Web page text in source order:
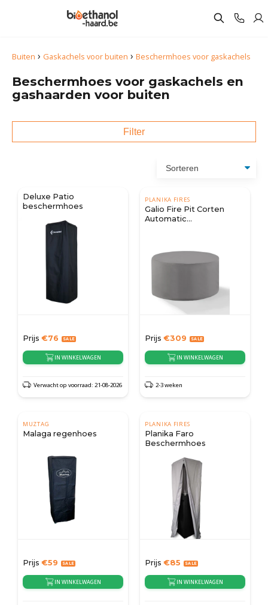
Buiten › Gaskachels voor buiten › Beschermhoes voor gaskachels
Beschermhoes voor gaskachels en
gashaarden voor buiten
Filter
Deluxe Patio
beschermhoes
Prijs €76
IN WINKELWAGEN
Verwacht op voorraad: 21-08-2026
PLANIKA FIRES
Galio Fire Pit Corten
Automatic
Prijs €309
IN WINKELWAGEN
2-3 weken
MUZTAG
Malaga regenhoes
Prijs €59
IN WINKELWAGEN
PLANIKA FIRES
Planika Faro
Beschermhoes
Prijs €85
IN WINKELWAGEN